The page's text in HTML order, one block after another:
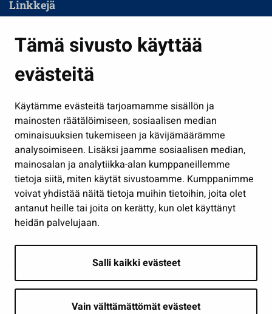
Tämä sivusto käyttää
evästeitä
Käytämme evästeitä tarjoamamme sisällön ja
mainosten räätälöimiseen, sosiaalisen median
ominaisuuksien tukemiseen ja kävijämäärämme
analysoimiseen. Lisäksi jaamme sosiaalisen median,
mainosalan ja analytiikka-alan kumppaneillemme
tietoja siitä, miten käytät sivustoamme. Kumppanimme
voivat yhdistää näitä tietoja muihin tietoihin, joita olet
antanut heille tai joita on kerätty, kun olet käyttänyt
heidän palvelujaan.
Salli kaikki evästeet
Vain välttämättömät evästeet
Linkkejä
Kasvatus ja opetus
Kulttuuri ja liikunta
Työ ja yrittäminen
Osallistu ja asioi
Näytä omat evästeasetukseni
Seuraa meitä